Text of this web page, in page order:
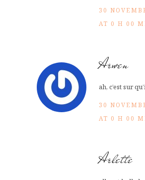
30
AT 0 H 00
Arwen
ah, c’est sur
30
AT 0 H 00
Arlette